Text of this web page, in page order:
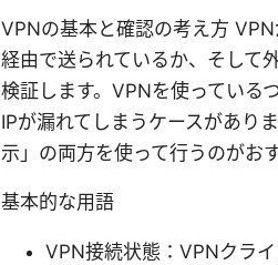
VPNの基本と確認の考え方
経由で送られているか、そして
検証します。VPNを使っている
IPが漏れてしまうケースがあり
示」の両方を使って行うのがお
基本的な用語
VPN接続状態：VPNクライ